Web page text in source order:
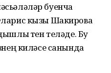
буенча
кызы Шакирова
үтүен теләде. Бу
киләсе санында